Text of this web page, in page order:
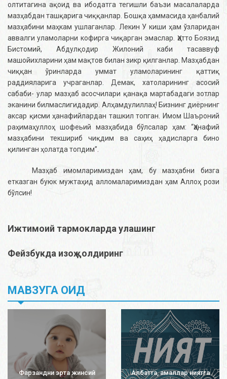
олтитагина ақоид ва ибодатга тегишли баъзи масалаларда
мазҳабдан ташқарига чиққанлар. Бошқа ҳаммасида ҳанбалий
мазҳабини маҳкам ушлаганлар. Лекин У киши ҳам ўзларидан
аввалги уламоларни кофирга чиқарган эмаслар. Ҳатто Боязид
Бистомий, Абдулқодир Жилоний каби тасаввуф
машойихларини ҳам мақтов билан зикр қилганлар. Мазҳабдан
чиққан ўринларда уммат уламоларининг қаттиқ
раддияларига учраганлар. Демак, хатоларининг асосий
сабаби- улар мазҳаб асосчилари қанақа мартабадаги зотлар
эканини билмаслигидадир. Алҳамдулиллаҳ! Бизнинг диёрнинг
аксар қисми ҳанафийлардан ташкил топган. Имом Шаъроний
раҳимаҳуллоҳ шофеьий мазҳабида бўлсалар ҳам: “Ҳанафий
мазҳабини текшириб чиқдим ва саҳиҳ ҳадисларга бино
қилинган ҳолатда топдим”.
Мазҳаб имомларимиздан ҳам, бу мазҳабни бизга
етказган буюк мужтаҳид алломаларимиздан ҳам Аллоҳ рози
бўлсин!
Ижтимоий тармокларда улашинг
Фейзбукда изоҳ қолдиринг
МАВЗУГА ОИД
Фарзандни эрта жинсий
Албатта, амаллар ниятга